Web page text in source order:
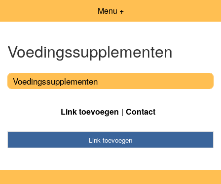
Menu +
Voedingssupplementen
Voedingssupplementen
Link toevoegen Contact
Link toevoegen